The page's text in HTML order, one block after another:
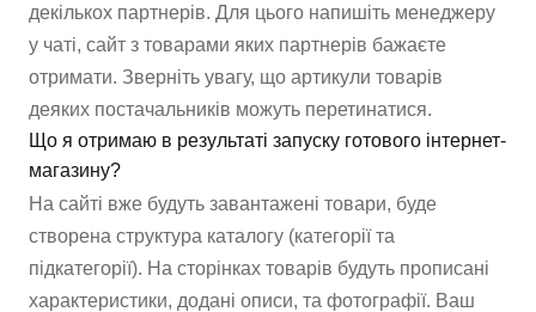
декількох партнерів. Для цього напишіть менеджеру
у чаті, сайт з товарами яких партнерів бажаєте
отримати. Зверніть увагу, що артикули товарів
деяких постачальників можуть перетинатися.
Що я отримаю в результаті запуску готового інтернет-
магазину?
На сайті вже будуть завантажені товари, буде
створена структура каталогу (категорії та
підкатегорії). На сторінках товарів будуть прописані
характеристики, додані описи, та фотографії. Ваш